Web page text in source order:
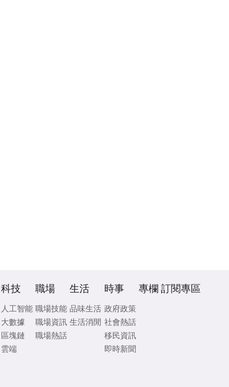
科技
人工智能
大數據
區塊鏈
雲端
職場
職場技能
職場資訊
職場熱話
生活
品味生活
生活消閒
時事
政府政策
社會熱話
移民資訊
即時新聞
專欄 訂閱專區